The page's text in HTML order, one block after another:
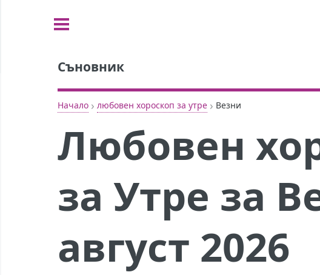
Съновник
Начало › любовен хороскоп за утре › Везни
Любовен
за Утре за
август 2026